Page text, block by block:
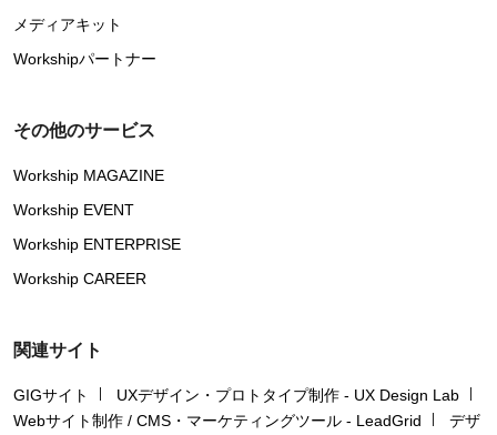
メディアキット
Workshipパートナー
その他のサービス
Workship MAGAZINE
Workship EVENT
Workship ENTERPRISE
Workship CAREER
関連サイト
GIGサイト
UXデザイン・プロトタイプ制作 - UX Design Lab
Webサイト制作 / CMS・マーケティングツール - LeadGrid
デザ